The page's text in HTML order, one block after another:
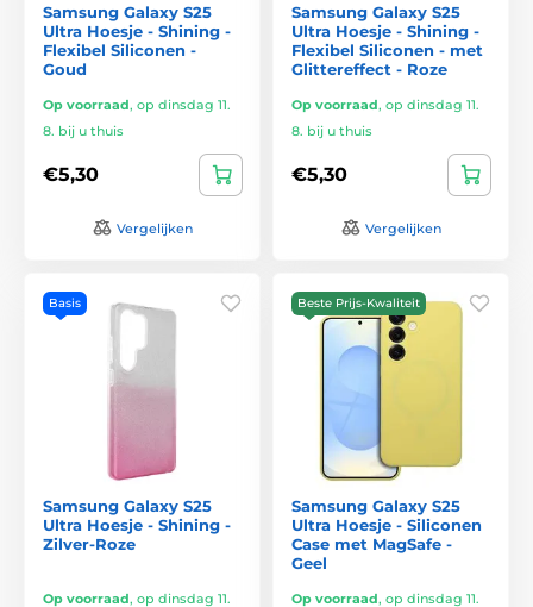
Samsung Galaxy S25
Ultra Hoesje - Shining -
Flexibel Siliconen -
Goud
Op voorraad, op dinsdag 11.
8. bij u thuis
€5,30
Vergelijken
Samsung Galaxy S25
Ultra Hoesje - Shining -
Flexibel Siliconen - met
Glittereffect - Roze
Op voorraad, op dinsdag 11.
8. bij u thuis
€5,30
Vergelijken
Basis
Samsung Galaxy S25
Ultra Hoesje - Shining -
Zilver-Roze
Op voorraad, op dinsdag 11.
Beste Prijs-Kwaliteit
Samsung Galaxy S25
Ultra Hoesje - Siliconen
Case met MagSafe -
Geel
Op voorraad, op dinsdag 11.